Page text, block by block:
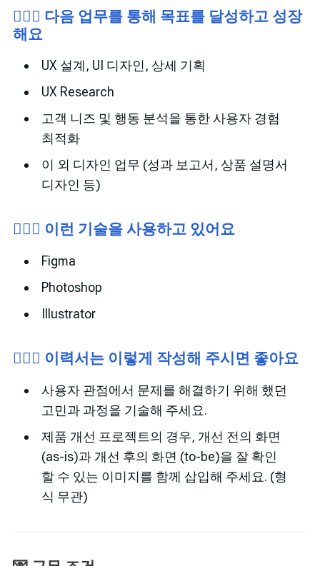
🙋🏻‍♂️ 다음 업무를 통해 목표를 달성하고 성장
해요
UX 설계, UI 디자인, 상세 기획
UX Research
고객 니즈 및 행동 분석을 통한 사용자 경험
최적화
이 외 디자인 업무 (성과 보고서, 상품 설명서
디자인 등)
🙋🏻‍♂️ 이런 기술을 사용하고 있어요
Figma
Photoshop
Illustrator
🙋🏻‍♂️ 이력서는 이렇게 작성해 주시면 좋아요
사용자 관점에서 문제를 해결하기 위해 했던
고민과 과정을 기술해 주세요.
제품 개선 프로젝트의 경우, 개선 전의 화면
(as-is)과 개선 후의 화면 (to-be)을 잘 확인
할 수 있는 이미지를 함께 삽입해 주세요. (형
식 무관)